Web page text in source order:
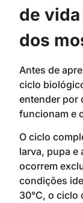
de
dos
Antes de
ciclo
entender por
funcionam e
O ciclo
larva, pupa e
ocorrem
condições
30°C, o ciclo